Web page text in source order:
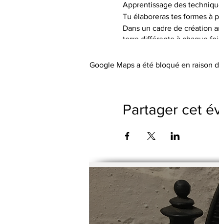
Apprentissage des
Tu élaboreras tes formes à
Dans un cadre de création
terre différente à chaque
Tu auras à ta disposition
Paiement à l'atelier
Possibilité de payer le
Google Maps a été bloqué en raison
Partager cet